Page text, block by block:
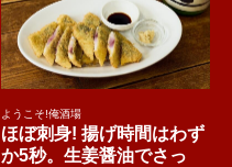
ようこそ!俺酒場
ほぼ刺身! 揚げ時間はわず
か5秒。生姜醤油でさっ